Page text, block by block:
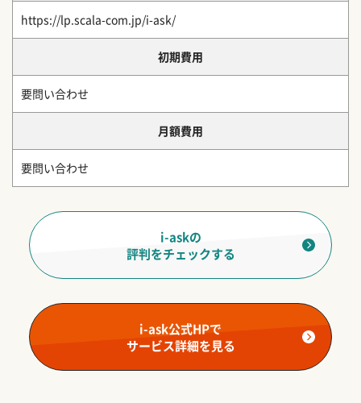
https://lp.scala-com.jp/i-ask/
初期費用
要問い合わせ
月額費用
要問い合わせ
i-askの
評判をチェックする
i-ask公式HPで
サービス詳細を見る